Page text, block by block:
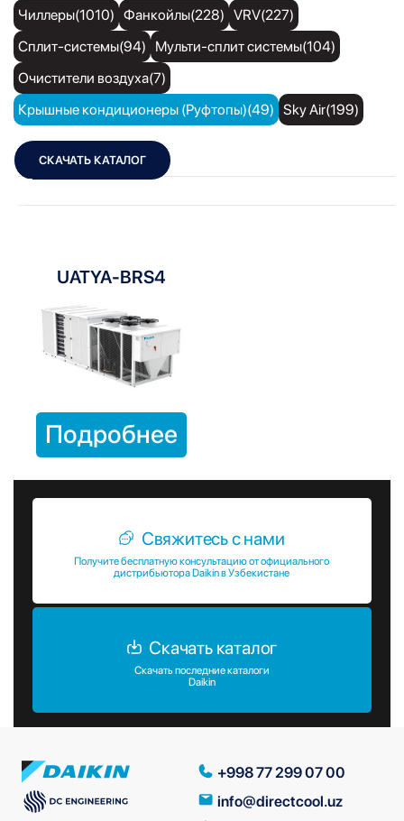
Чиллеры(1010) Фанкойлы(228) VRV(227)
Сплит-системы(94)
Мульти-сплит системы(104)
Очистители воздуха(7)
Крышные кондиционеры (Руфтопы)(49) Sky Air(199)
СКАЧАТЬ КАТАЛОГ
Показать фильтры
Показать:
UATYA-BRS4
Подробнее
Свяжитесь с нами
Получите бесплатную консультацию от официального
дистрибьютора Daikin в Узбекистане
Скачать каталог
Скачать последние каталоги
Daikin
+998 77 299 07 00
info@directcool.uz